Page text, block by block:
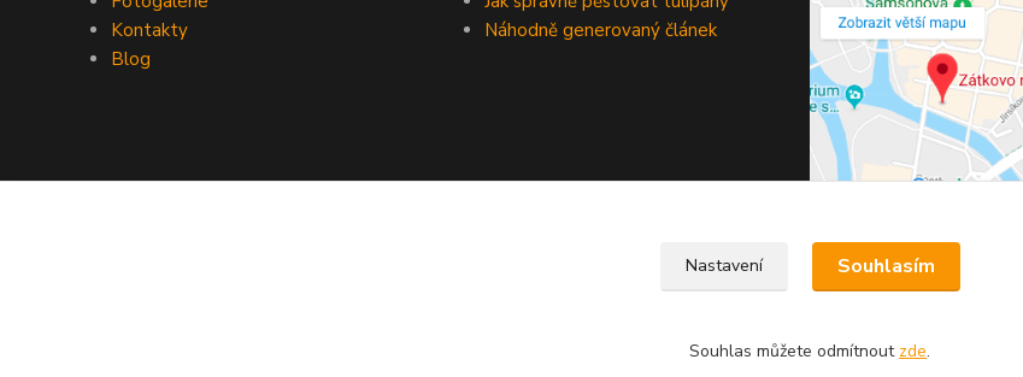
Kontakty
Blog
Náhodně generovaný článek
Nastavení Souhlasím
Souhlas můžete odmítnout zde.